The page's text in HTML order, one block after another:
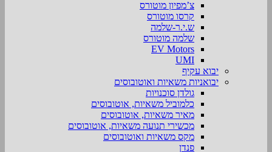
צ’מפיון מוטורס
קרסו מוטורס
ש.י.ר-שלמה
שלמה מוטורס
EV Motors
UMI
יבוא עקיף
יבואניות משאיות ואוטובוסים
גולדן סוכנויות
כלמוביל משאיות, אוטובוסים
מאיר משאיות, אוטובוסים
מכשירי תנועה משאיות, אוטובוסים
מקס משאיות ואוטובוסים
פנדן